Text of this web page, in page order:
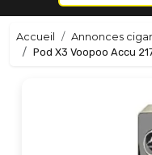
Accueil
Annonces
Pod X3 Voopoo Accu